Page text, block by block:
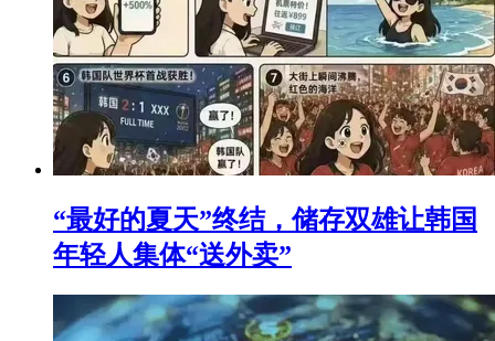
“最好的夏天”终结，储存双雄让韩国
年轻人集体“送外卖”